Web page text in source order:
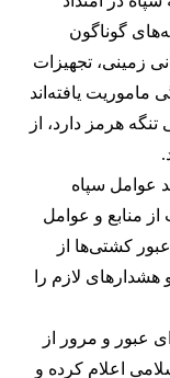
گوناگون
زمینی، تجهیزات
ماموریت یافته‌اند
هرمز دارد، از
عوامل سپاه
منابع و عوامل
کشتی‌ها از
لازم را
عبور و مرور از
اعلام کرده و